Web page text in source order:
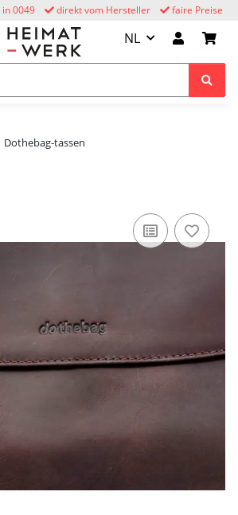
faire Preise
direkt vom Hersteller
in 0049
NL
Dothebag-tassen